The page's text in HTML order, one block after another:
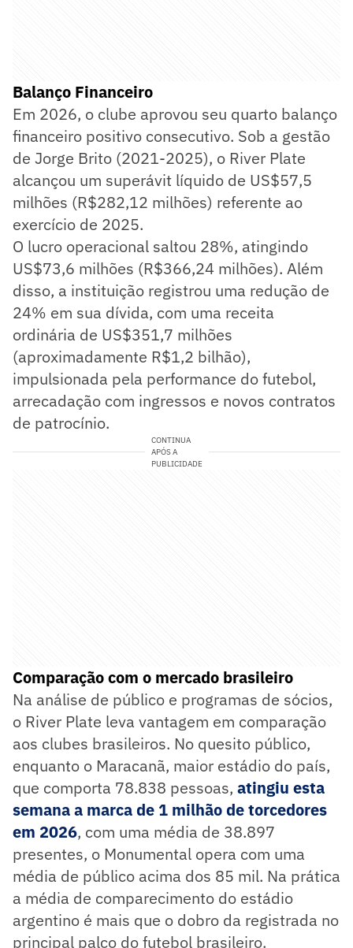
Balanço Financeiro
Em 2026, o clube aprovou seu quarto balanço
financeiro positivo consecutivo. Sob a gestão
de Jorge Brito (2021-2025), o River Plate
alcançou um superávit líquido de US$57,5
milhões (R$282,12 milhões) referente ao
exercício de 2025.
O lucro operacional saltou 28%, atingindo
US$73,6 milhões (R$366,24 milhões). Além
disso, a instituição registrou uma redução de
24% em sua dívida, com uma receita
ordinária de US$351,7 milhões
(aproximadamente R$1,2 bilhão),
impulsionada pela performance do futebol,
arrecadação com ingressos e novos contratos
de patrocínio.
CONTINUA
APÓS A
PUBLICIDADE
Comparação com o mercado brasileiro
Na análise de público e programas de sócios,
o River Plate leva vantagem em comparação
aos clubes brasileiros. No quesito público,
enquanto o Maracanã, maior estádio do país,
que comporta 78.838 pessoas, atingiu esta
semana a marca de 1 milhão de torcedores
em 2026, com uma média de 38.897
presentes, o Monumental opera com uma
média de público acima dos 85 mil. Na prática
a média de comparecimento do estádio
argentino é mais que o dobro da registrada no
principal palco do futebol brasileiro.